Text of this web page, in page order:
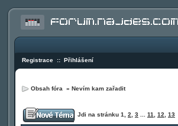
Registrace :: Přihlášení
Obsah fóra » Nevím kam zařadit
Jdi na stránku 1 2 3 11 12 13